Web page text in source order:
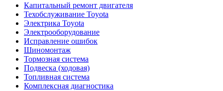
Капитальный ремонт двигателя
Техобслуживание Toyota
Электрика Toyota
Электрооборудование
Исправление ошибок
Шиномонтаж
Тормозная система
Подвеска (ходовая)
Топливная система
Комплексная диагностика